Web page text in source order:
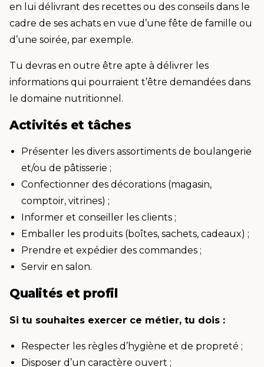
en lui délivrant des recettes ou des conseils dans le
cadre de ses achats en vue d’une fête de famille ou
d’une soirée, par exemple.
Tu devras en outre être apte à délivrer les
informations qui pourraient t’être demandées dans
le domaine nutritionnel.
Activités et tâches
Présenter les divers assortiments de boulangerie
et/ou de pâtisserie ;
Confectionner des décorations (magasin,
comptoir, vitrines) ;
Informer et conseiller les clients ;
Emballer les produits (boîtes, sachets, cadeaux) ;
Prendre et expédier des commandes ;
Servir en salon.
Qualités et profil
Si tu souhaites exercer ce métier, tu dois :
Respecter les règles d’hygiène et de propreté ;
Disposer d’un caractère ouvert ;